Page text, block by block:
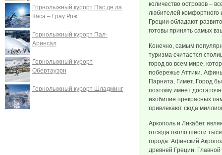
количество островов –
любителей комфортного
Греции обладают
готовы принять самых
Конечно, самым
туризма считается
город во всем мире,
побережье Аттики.
Парнита, Гимет. Город
поэтому имеет
изобилие прекрасных
привлекают сюда
Аркополь и Ликабет
отсюда около шести
города. Афинский
древней Греции.
Горнолыжный курорт Пас де ла
Каса – Грау Рож
Горнолыжный курорт Пал-
Аринсал
Горнолыжный курорт
Обертауэрн
Горнолыжный курорт Шладминг